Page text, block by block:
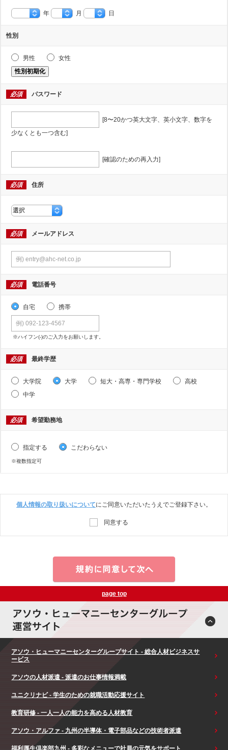
年 月 日
性別
男性
女性
性別初期化
必須 パスワード
[8〜20かつ英大文字、英小文字、数字を
少なくとも一つ含む]
[確認のための再入力]
必須 住所
必須 メールアドレス
必須 電話番号
自宅 携帯
※ハイフン(-)のご入力をお願いします。
必須 最終学歴
大学院 大学 短大・高専・専門学校
高校
中学
必須 希望勤務地
指定する こだわらない
※複数指定可
個人情報の取り扱いについてにご同意いただいたうえでご登録下さい。
同意する
page top
アソウ・ヒューマニーセンターグループサイト - 総合人材ビジネスサ
ービス
アソウの人材派遣 - 派遣のお仕事情報満載
ユニクリナビ - 学生のための就職活動応援サイト
教育研修 - 一人一人の能力を高める人材教育
アソウ・アルファ - 九州の半導体・電子部品などの技術者派遣
福利厚生倶楽部九州 - 多彩なメニューで社員の元気をサポート